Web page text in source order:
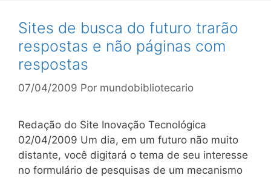
Sites de busca do futuro trarão
respostas e não páginas com
respostas
07/04/2009 Por mundobibliotecario
Redação do Site Inovação Tecnológica
02/04/2009 Um dia, em um futuro não muito
distante, você digitará o tema de seu interesse
no formulário de pesquisas de um mecanismo